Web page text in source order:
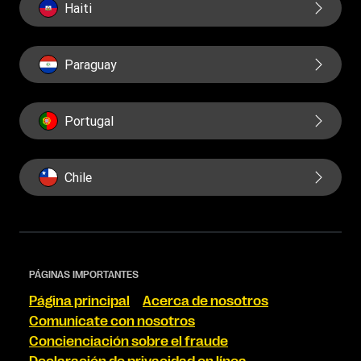
Haiti
Paraguay
Portugal
Chile
PÁGINAS IMPORTANTES
Página principal
Acerca de nosotros
Comunícate con nosotros
Concienciación sobre el fraude